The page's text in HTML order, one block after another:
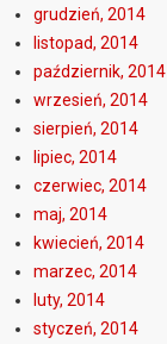
grudzień, 2014
listopad, 2014
październik, 2014
wrzesień, 2014
sierpień, 2014
lipiec, 2014
czerwiec, 2014
maj, 2014
kwiecień, 2014
marzec, 2014
luty, 2014
styczeń, 2014